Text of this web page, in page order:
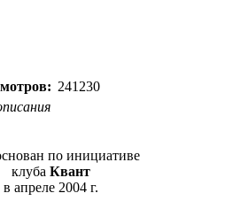
241230
по инициативе
клуба Квант
в апреле 2004 г.